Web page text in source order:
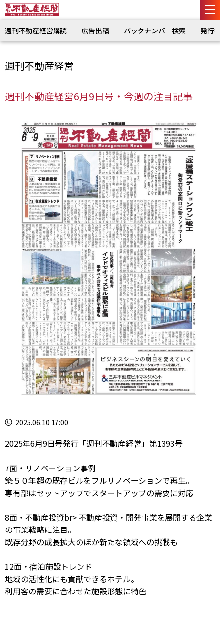
週刊不動産経営購読 広告出稿 バックナンバー検索 発行
週刊不動産経営
週刊不動産経営6月9日号・今週の注目記事
2025.06.10 17:00
2025年6月9日号発行「週刊不動産経営」第1393号
7面・リノベーション事例
築５０年超の既存ビルをフルリノベーションで再生。
専有部はセットアップでスタートアップの需要に対応
8面・不動産投資br> 不動産投資・開発事業を展開する企業
の事業戦略に注目。
既存分野の成長拡大のほか新たな領域への挑戦も
12面・宿泊施設トレンド
地域の活性化にも貢献できるホテル。
利用客の需要に合わせた施設形態に特色